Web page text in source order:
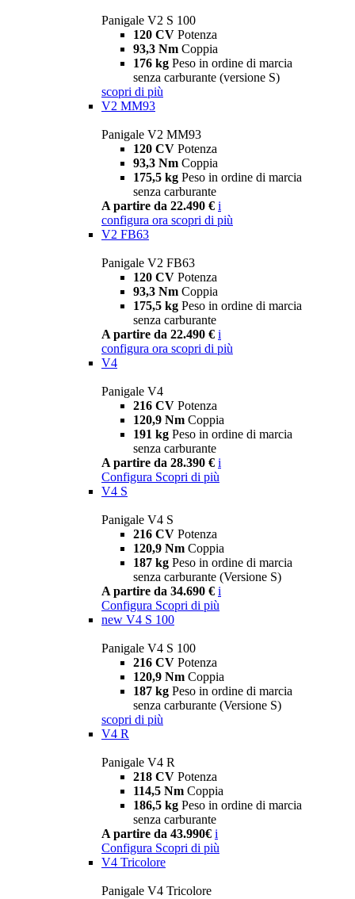
Panigale V2 S 100
120 CV Potenza
93,3 Nm Coppia
176 kg Peso in ordine di marcia
senza carburante (versione S)
scopri di più
V2 MM93
Panigale V2 MM93
120 CV Potenza
93,3 Nm Coppia
175,5 kg Peso in ordine di marcia
senza carburante
A partire da 22.490 € i
configura ora scopri di più
V2 FB63
Panigale V2 FB63
120 CV Potenza
93,3 Nm Coppia
175,5 kg Peso in ordine di marcia
senza carburante
A partire da 22.490 € i
configura ora scopri di più
V4
Panigale V4
216 CV Potenza
120,9 Nm Coppia
191 kg Peso in ordine di marcia
senza carburante
A partire da 28.390 € i
Configura Scopri di più
V4 S
Panigale V4 S
216 CV Potenza
120,9 Nm Coppia
187 kg Peso in ordine di marcia
senza carburante (Versione S)
A partire da 34.690 € i
Configura Scopri di più
new V4 S 100
Panigale V4 S 100
216 CV Potenza
120,9 Nm Coppia
187 kg Peso in ordine di marcia
senza carburante (Versione S)
scopri di più
V4 R
Panigale V4 R
218 CV Potenza
114,5 Nm Coppia
186,5 kg Peso in ordine di marcia
senza carburante
A partire da 43.990€ i
Configura Scopri di più
V4 Tricolore
Panigale V4 Tricolore